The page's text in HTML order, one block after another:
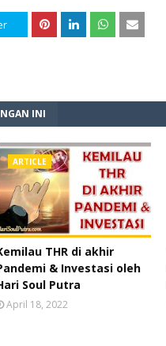
INI
ARTICLE
THR di akhir
& Investasi oleh
Soul Putra
April 18, 2022